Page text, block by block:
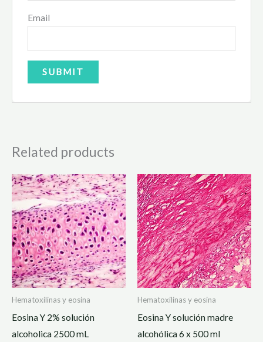
Email
Related products
Hematoxilinas y eosina
Eosina Y 2% solución
alcoholica 2500 mL
Hematoxilinas y eosina
Eosina Y solución madre
alcohólica 6 x 500 ml